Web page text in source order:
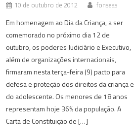
10 de outubro de 2012 fonseas
Em homenagem ao Dia da Criança, a ser
comemorado no próximo dia 12 de
outubro, os poderes Judiciário e Executivo,
além de organizações internacionais,
firmaram nesta terça-feira (9) pacto para
defesa e proteção dos direitos da criança e
do adolescente. Os menores de 18 anos
representam hoje 36% da população. A
Carta de Constituição de […]